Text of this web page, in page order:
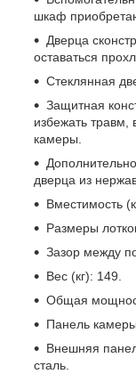
шкаф
Дверца
оставаться
Стеклянная
Защитная
избежать травм,
камеры.
дверца из
Вместимость
Размеры
Зазор между
Вес (кг): 149.
Общая
Панель
Внешняя
сталь.